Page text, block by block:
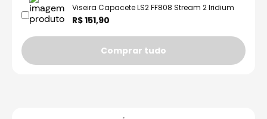
Viseira Capacete LS2 FF808 Stream 2 Iridium
R$ 151,90
Comprar tudo